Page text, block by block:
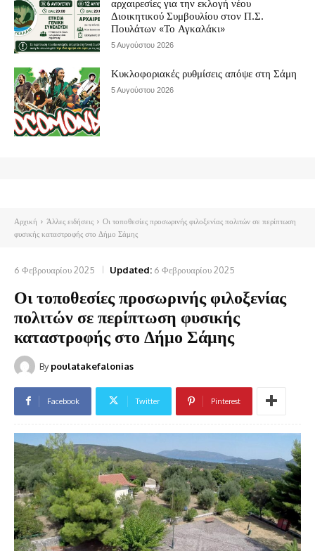
αρχαιρεσίες για την εκλογή νέου
Διοικητικού Συμβουλίου στον Π.Σ.
Πουλάτων «Το Αγκαλάκι»
5 Αυγούστου 2026
Κυκλοφοριακές ρυθμίσεις απόψε στη Σάμη
5 Αυγούστου 2026